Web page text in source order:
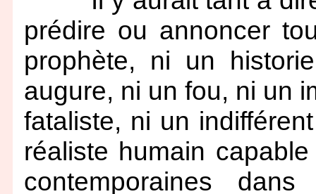
prédire ou annoncer
prophète, ni un
augure, ni un fou, ni un
fataliste, ni un
réaliste humain
contemporaines